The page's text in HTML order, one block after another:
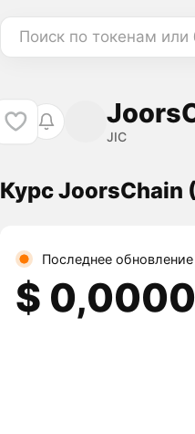
Поиск по токенам
JIC
Курс JoorsChain
Последнее
$